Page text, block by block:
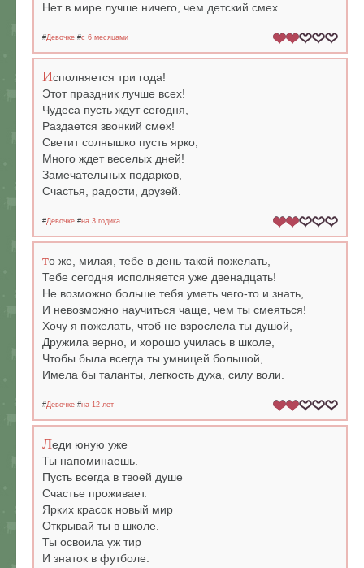
Нет в мире лучше ничего, чем детский смех.
#Девочке #c 6 месяцами
Исполняется три года!
Этот праздник лучше всех!
Чудеса пусть ждут сегодня,
Раздается звонкий смех!
Светит солнышко пусть ярко,
Много ждет веселых дней!
Замечательных подарков,
Счастья, радости, друзей.
#Девочке #на 3 годика
то же, милая, тебе в день такой пожелать,
Тебе сегодня исполняется уже двенадцать!
Не возможно больше тебя уметь чего-то и знать,
И невозможно научиться чаще, чем ты смеяться!
Хочу я пожелать, чтоб не взрослела ты душой,
Дружила верно, и хорошо училась в школе,
Чтобы была всегда ты умницей большой,
Имела бы таланты, легкость духа, силу воли.
#Девочке #на 12 лет
Леди юную уже
Ты напоминаешь.
Пусть всегда в твоей душе
Счастье проживает.
Ярких красок новый мир
Открывай ты в школе.
Ты освоила уж тир
И знаток в футболе.